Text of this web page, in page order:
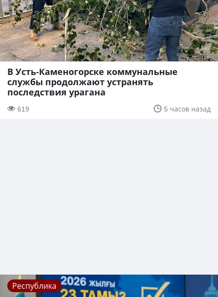
В Усть-Каменогорске коммунальные
службы продолжают устранять
последствия урагана
619 5 часов назад
Республика